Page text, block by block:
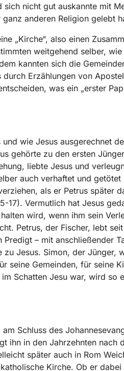
nicht gut auskannte mit
anderen Religion gelebt
„Kirche“, also einen
weitgehend selber,
kannten sich die
durch Erzählungen von
was ein „erster
wie Jesus ausgerechnet
gehörte zu den ersten
liebte Jesus und
auch verhaftet und getötet
als er Petrus später
17). Vermutlich hat Jesus
wird, wenn ihm sein
Petrus, der Fischer, lebt
Predigt – mit anschließender
zu Jesus. Simon, der Jünger,
seine Gemeinden, für seine
Schatten Jesu war, wird so
Schluss des
ihn in den Jahrzehnten nach
später auch in Rom
Kirche. Ob er dabei